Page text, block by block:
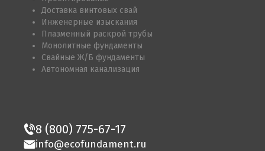
Доставка винтовых свай
Инженерные изыскания
Плазменный раскрой трубы
Монолитные фундаменты
Свайные Ж/Б фундаменты
Автономная канализация
8 (800) 775-67-17
info@ecofundament.ru